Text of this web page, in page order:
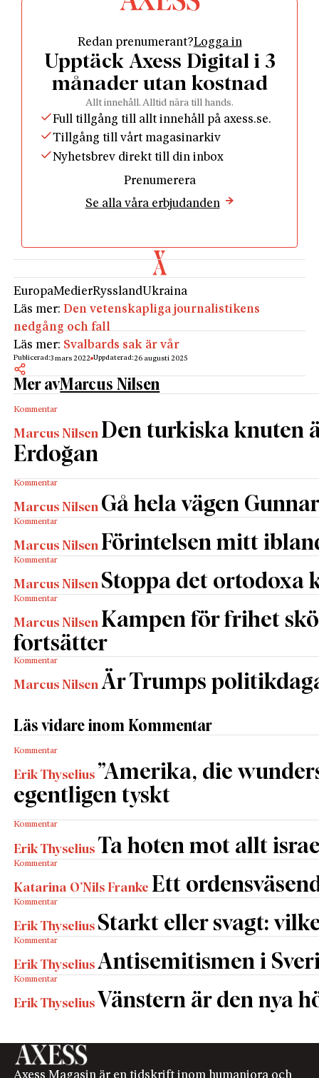
verkligheten. Likheterna mellan då och nu blir tyvärr
Även om dagens ryssar har tillgång till mer
information än tidigare generationer blir det allt
svårare för dem att få en rimlig uppfattning om vad
som händer i takt med att de få fria medierna sätts
ur spel.
Att SR 2016 ansåg att det inte längre låg i deras
uppdrag att föra ut en oberoende nyhetsbild till
utveckling som spelat förtryckarna i händerna.
Givetvis är det önskvärt att de belarusiska och ryska
Om inte SR-ledningen själv tar initiativet bör det
snabbt komma en tydlig signal från de politiskt
ansvariga.
Redan prenumerant?Logga in
Upptäck Axess Digital i 3
månader utan kostnad
Allt innehåll. Alltid nära till hands.
Full tillgång till allt innehåll på axess.se.
Tillgång till vårt magasinarkiv
Nyhetsbrev direkt till din inbox
Prenumerera
Se alla våra erbjudanden
EuropaMedierRysslandUkraina
Läs mer:Den vetenskapliga journalistikens
nedgång och fall
Läs mer: Svalbards sak är vår
Publicerad:3 mars 2022 Uppdaterad:26 augusti 2025
Mer avMarcus Nilsen
Kommentar
Marcus Nilsen Den turkiska knuten
Erdoğan
Kommentar
Marcus Nilsen Gå hela vägen
Kommentar
Marcus Nilsen Förintelsen mitt
Kommentar
Marcus Nilsen Stoppa det ortodoxa
Kommentar
Marcus Nilsen Kampen för frihet
fortsätter
Kommentar
Marcus Nilsen Är Trumps
Läs vidare inom Kommentar
Kommentar
Erik Thyselius ”Amerika, die
egentligen tyskt
Kommentar
Erik Thyselius Ta hoten mot allt
Kommentar
Katarina O’Nils Franke Ett
Kommentar
Erik Thyselius Starkt eller svagt:
Kommentar
Erik Thyselius Antisemitismen i
Kommentar
Erik Thyselius Vänstern är den nya
Axess Magasin är en tidskrift inom humaniora och